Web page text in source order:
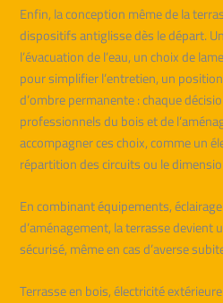
Enfin, la conception même de la
dispositifs antiglisse dès le départ.
l’évacuation de l’eau, un choix de
pour simplifier l’entretien, un
d’ombre permanente : chaque
professionnels du bois et de
accompagner ces choix, comme un
répartition des circuits ou le
En combinant équipements,
d’aménagement, la terrasse
sécurisé, même en cas d’averse
Terrasse en bois, électricité